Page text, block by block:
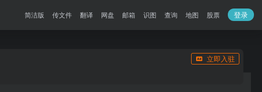
简洁版 传文件 翻译 网盘 邮箱 识图 查询 地图 股票 登录
立即入驻